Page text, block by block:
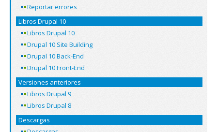
Reportar errores
Libros Drupal 10
Libros Drupal 10
Drupal 10 Site Building
Drupal 10 Back-End
Drupal 10 Front-End
Versiones anteriores
Libros Drupal 9
Libros Drupal 8
Descargas